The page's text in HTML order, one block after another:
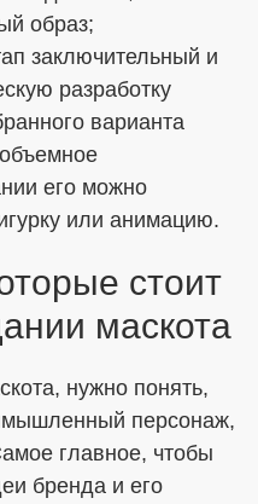
образ;
заключительный и
разработку
варианта
его можно
или анимацию.
стоит
маскота
нужно понять,
персонаж,
главное, чтобы
бренда и его